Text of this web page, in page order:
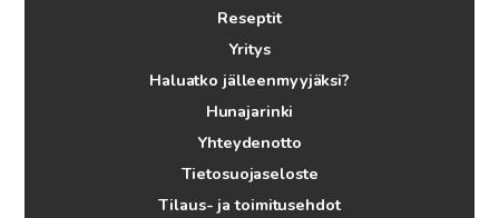
Reseptit
Yritys
Haluatko jälleenmyyjäksi?
Hunajarinki
Yhteydenotto
Tietosuojaseloste
Tilaus- ja toimitusehdot